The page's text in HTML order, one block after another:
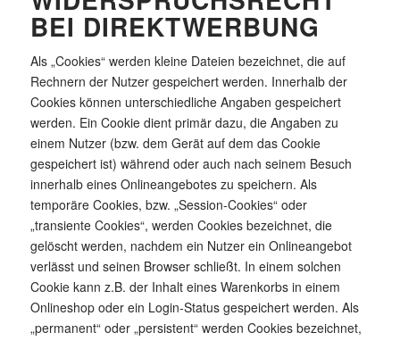
BEI DIREKTWERBUNG
Als „Cookies“ werden kleine Dateien bezeichnet, die auf
Rechnern der Nutzer gespeichert werden. Innerhalb der
Cookies können unterschiedliche Angaben gespeichert
werden. Ein Cookie dient primär dazu, die Angaben zu
einem Nutzer (bzw. dem Gerät auf dem das Cookie
gespeichert ist) während oder auch nach seinem Besuch
innerhalb eines Onlineangebotes zu speichern. Als
temporäre Cookies, bzw. „Session-Cookies“ oder
„transiente Cookies“, werden Cookies bezeichnet, die
gelöscht werden, nachdem ein Nutzer ein Onlineangebot
verlässt und seinen Browser schließt. In einem solchen
Cookie kann z.B. der Inhalt eines Warenkorbs in einem
Onlineshop oder ein Login-Status gespeichert werden. Als
„permanent“ oder „persistent“ werden Cookies bezeichnet,